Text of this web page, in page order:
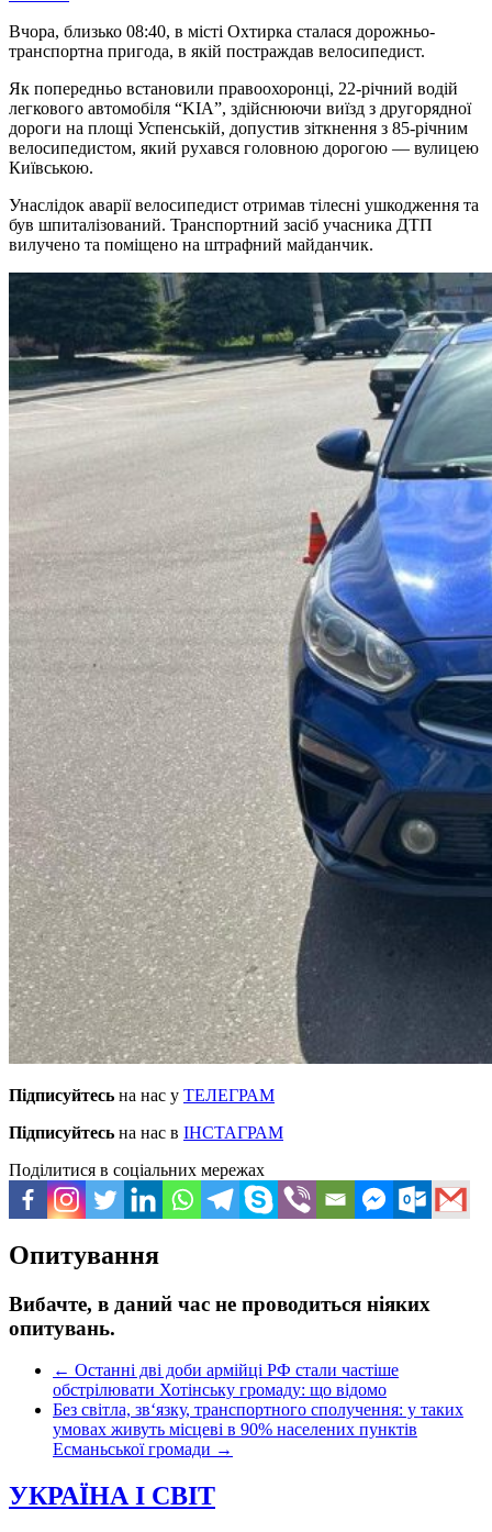
Вчора, близько 08:40, в місті Охтирка сталася дорожньо-
транспортна пригода, в якій постраждав велосипедист.
Як попередньо встановили правоохоронці, 22-річний водій
легкового автомобіля “KIA”, здійснюючи виїзд з другорядної
дороги на площі Успенській, допустив зіткнення з 85-річним
велосипедистом, який рухався головною дорогою — вулицею
Київською.
Унаслідок аварії велосипедист отримав тілесні ушкодження та
був шпиталізований. Транспортний засіб учасника ДТП
вилучено та поміщено на штрафний майданчик.
Підписуйтесь на нас у ТЕЛЕГРАМ
Підписуйтесь на нас в ІНСТАГРАМ
Поділитися в соціальних мережах
Опитування
Вибачте, в даний час не проводиться ніяких
опитувань.
← Останні дві доби армійці РФ стали частіше
обстрілювати Хотінську громаду: що відомо
Без світла, зв‘язку, транспортного сполучення: у таких
умовах живуть місцеві в 90% населених пунктів
Есманьської громади →
УКРАЇНА І СВІТ